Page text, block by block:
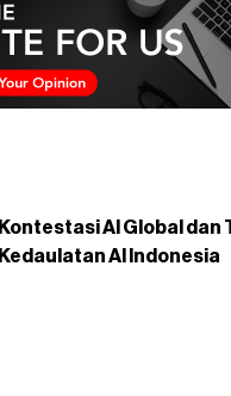
Kontestasi AI Global dan
Kedaulatan AI Indonesia